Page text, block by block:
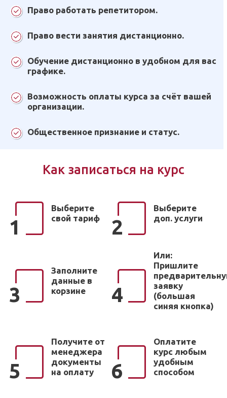
Право работать репетитором.
Право вести занятия дистанционно.
Обучение дистанционно в удобном для вас
графике.
Возможность оплаты курса за счёт вашей
организации.
Общественное признание и статус.
Как записаться на курс
1
Выберите
свой тариф
2
Выберите
доп. услуги
3
Заполните
данные в
корзине
4
Или:
Пришлите
заявку
(большая
синяя кнопка)
5
Получите от
менеджера
документы
на оплату
6
Оплатите
курс любым
удобным
способом